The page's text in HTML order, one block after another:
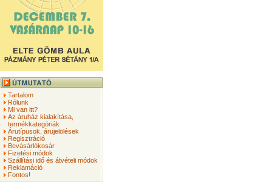
Tartalom
Rólunk
Mi van itt?
Az áruház kialakítása,
termékkategóriák
Árutípusok, árujelölések
Regisztráció
Bevásárlókosár
Fizetési módok
Szállítási idő és átvételi módok
Reklamáció
Fontos!